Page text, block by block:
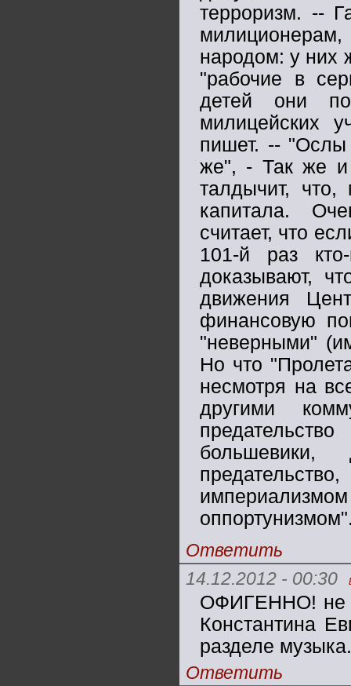
терроризм. --
народом: у них
"рабочие в
детей они
милицейских
пишет. -- "Ослы
же", - Так же и
талдычит,
капитала.
считает, что
101-й раз
доказывают,
движения
финансовую
"неверными"
Но что
несмотря на
другими
большевики,
Ответить
14.12.2012 - 00:30
ОФИГЕННО! не
Константина
разделе музыка.
Ответить